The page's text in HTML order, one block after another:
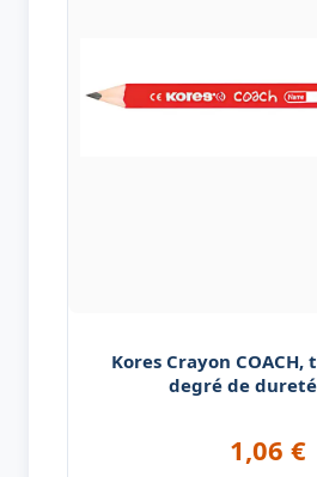
Kores Crayon
degré de
1,06 €